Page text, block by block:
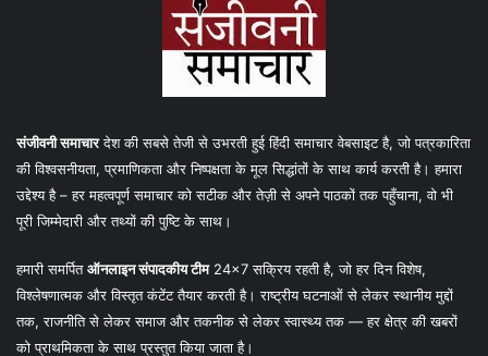
संजीवनी समाचारदेश की सबसे तेजी से उभरती हुई हिंदी समाचार वेबसाइट है, जो पत्रकारिता
की विश्वसनीयता, प्रमाणिकता और निष्पक्षता के मूल सिद्धांतों के साथ कार्य करती है। हमारा
उद्देश्य है – हर महत्वपूर्ण समाचार को सटीक और तेज़ी से अपने पाठकों तक पहुँचाना, वो भी
पूरी जिम्मेदारी और तथ्यों की पुष्टि के साथ।
हमारी समर्पितऑनलाइन संपादकीय टीम24×7 सक्रिय रहती है, जो हर दिन विशेष,
विश्लेषणात्मक और विस्तृत कंटेंट तैयार करती है। राष्ट्रीय घटनाओं से लेकर स्थानीय मुद्दों
तक, राजनीति से लेकर समाज और तकनीक से लेकर स्वास्थ्य तक — हर क्षेत्र की खबरों
को प्राथमिकता के साथ प्रस्तुत किया जाता है।